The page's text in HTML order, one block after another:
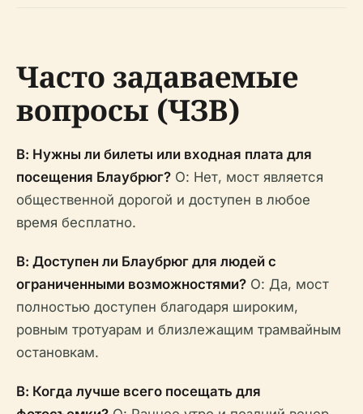
Часто задаваемые
вопросы (ЧЗВ)
В: Нужны ли билеты или входная плата для
посещения Блаубрюг? О: Нет, мост является
общественной дорогой и доступен в любое
время бесплатно.
В: Доступен ли Блаубрюг для людей с
ограниченными возможностями? О: Да, мост
полностью доступен благодаря широким,
ровным тротуарам и близлежащим трамвайным
остановкам.
В: Когда лучше всего посещать для